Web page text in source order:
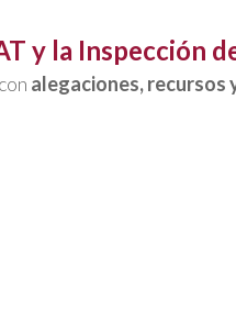
y la Inspección
alegaciones, recursos